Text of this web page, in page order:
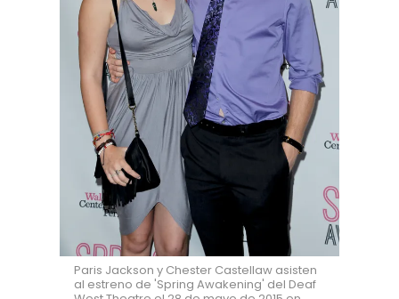
Paris Jackson y Chester Castellaw asisten
al estreno de 'Spring Awakening' del Deaf